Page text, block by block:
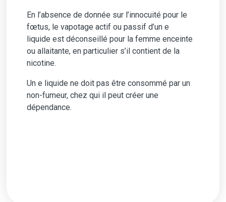
En l’absence de donnée sur l’innocuité pour le
fœtus, le vapotage actif ou passif d’un e
liquide est déconseillé pour la femme enceinte
ou allaitante, en particulier s’il contient de la
nicotine.
Un e liquide ne doit pas être consommé par un
non-fumeur, chez qui il peut créer une
dépendance.